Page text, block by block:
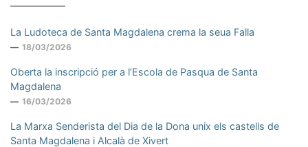
La Ludoteca de Santa Magdalena crema la seua Falla
18/03/2026
Oberta la inscripció per a l’Escola de Pasqua de Santa
Magdalena
16/03/2026
La Marxa Senderista del Dia de la Dona unix els castells de
Santa Magdalena i Alcalà de Xivert